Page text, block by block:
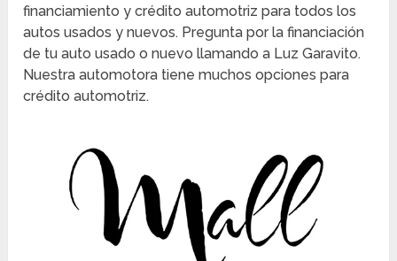
financiamiento y crédito automotriz para todos los
autos usados y nuevos. Pregunta por la financiación
de tu auto usado o nuevo llamando a Luz Garavito.
Nuestra automotora tiene muchos opciones para
crédito automotriz.